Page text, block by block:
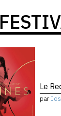
Le
par